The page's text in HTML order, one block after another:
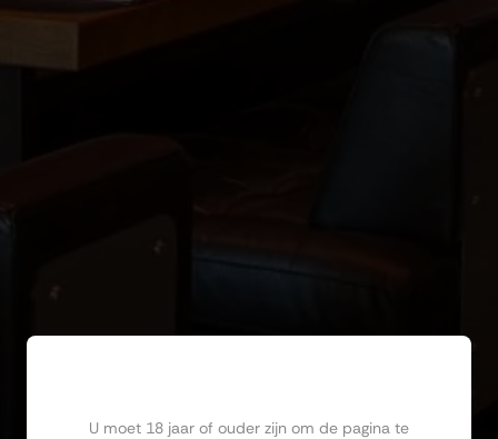
U moet 18 jaar of ouder zijn om de pagina te